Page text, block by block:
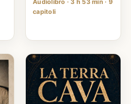
Audiolibro · 3 h 53 min · 9
capitoli